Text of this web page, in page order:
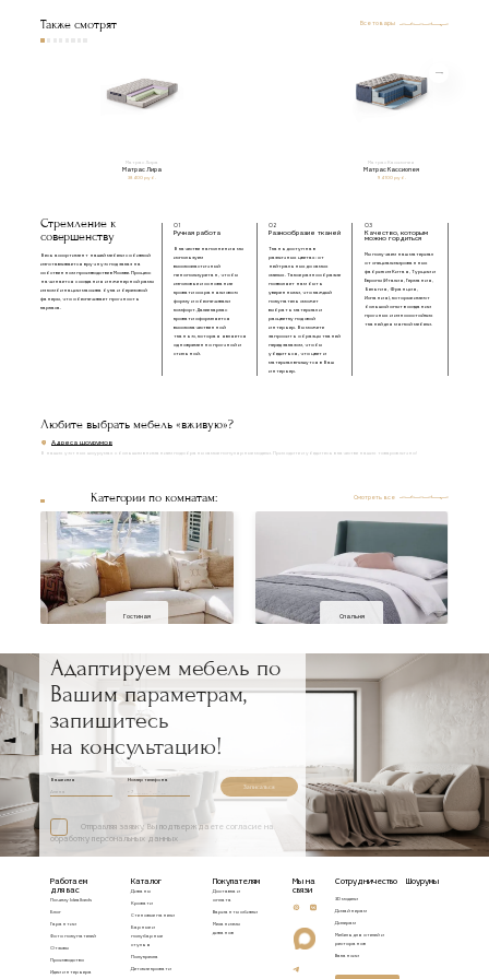
Также смотрят Все товары
Матрас Лира
Матрас Лира
38 400 руб.
Матрас Кассиопея
Матрас Кассиопея
94 100 руб.
Стремление к
совершенству
Весь ассортимент нашей мебели с обивкой
изготавливается вручную под заказ на
собственном производстве в Москве. Процесс
начинается с создания инженерной рамы
из комбинации массива бука и березовой
фанеры, что обеспечивает прочность
каркаса.
01
Ручная работа
В качестве наполнения мы
используем
высокоэластичный
пенополиуретан, чтобы
изголовье и основание
кровати сохраняли свою
форму и обеспечивали
комфорт. Далее каркас
кровати оформляется
высококачественной
тканью, которая является
одновременно прочной и
стильной.
02
Разнообразие тканей
Ткань доступна в
различных цветах: от
нейтральных до самых
смелых. Такое разнообразие
позволяет нам быть
уверенными, что каждый
покупатель сможет
выбрать материал и
расцветку под свой
интерьер. Вы можете
запросить образцы тканей
перед заказом, чтобы
убедиться, что цвет и
материал впишутся в Ваш
интерьер.
03
Качество, которым
можно гордиться
Мы получаем наш материал
от специализированных
фабрик из Китая, Турции и
Европы (Италия, Германия,
Бельгия, Франция,
Испания), которые имеют
большой опыт в создании
прочных и износостойких
тканей для мягкой мебели.
Любите выбрать мебель «вживую»?
Адреса шоурумов
Категории по комнатам: Смотреть все
Гостиная Спальня
Адаптируем мебель по
Вашим параметрам,
запишитесь
на консультацию!
Ваше имя Номер телефона
Записаться
Отправляя заявку, Вы подтверждаете согласие на
обработку персональных данных
Работаем
для вас
Почему Idealbeds
Блог
Гарантии
Фото покупателей
Отзывы
Производство
Идеи интерьера
Каталог
Диваны
Кровати
Стеновые панели
Барные и
полубарные
стулья
Полукресла
Детские кровати
Покупателям
Доставка и
оплата
Варианты обивки
Механизмы
диванов
Мы на
связи
Сотрудничество
3D модели
Дизайнерам
Дилерам
Мебель для отелей и
ресторанов
Вакансии
Шоурумы